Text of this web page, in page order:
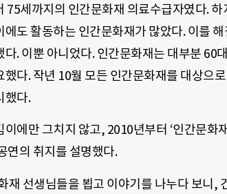
75세까지의 인간문화재 의료수급자였다.
에도 활동하는 인간문화재가 많았다. 이를
다. 이뿐 아니었다. 인간문화재는 대부분 60
했다. 작년 10월 모든 인간문화재를 대상으
했다.
이에만 그치지 않고, 2010년부터 ‘인간문화
연의 취지를 설명했다.
재 선생님들을 뵙고 이야기를 나누다 보니,